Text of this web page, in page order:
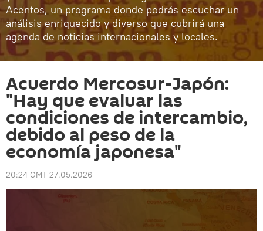
Acentos, un programa donde podrás escuchar un
análisis enriquecido y diverso que cubrirá una
agenda de noticias internacionales y locales.
Acuerdo Mercosur-Japón:
"Hay que evaluar las
condiciones de intercambio,
debido al peso de la
economía japonesa"
20:24 GMT 27.05.2026